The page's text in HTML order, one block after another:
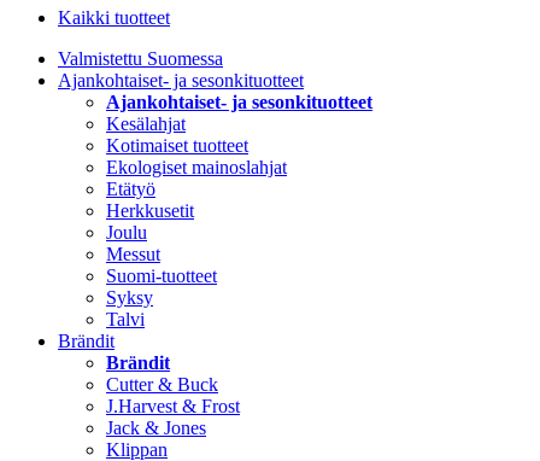
Kaikki tuotteet
Valmistettu Suomessa
Ajankohtaiset- ja sesonkituotteet
Ajankohtaiset- ja sesonkituotteet
Kesälahjat
Kotimaiset tuotteet
Ekologiset mainoslahjat
Etätyö
Herkkusetit
Joulu
Messut
Suomi-tuotteet
Syksy
Talvi
Brändit
Brändit
Cutter & Buck
J.Harvest & Frost
Jack & Jones
Klippan